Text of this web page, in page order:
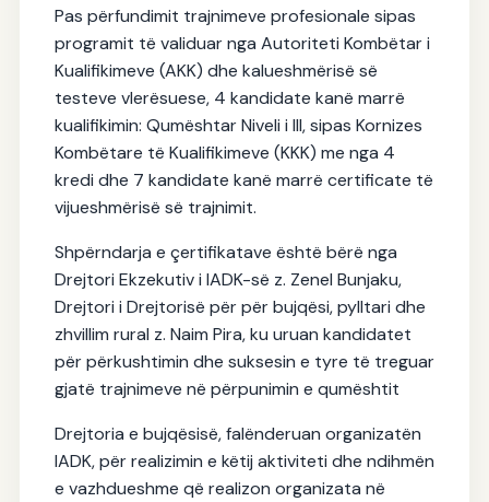
Pas përfundimit trajnimeve profesionale sipas
programit të validuar nga Autoriteti Kombëtar i
Kualifikimeve (AKK) dhe kalueshmërisë së
testeve vlerësuese, 4 kandidate kanë marrë
kualifikimin: Qumështar Niveli i III, sipas Kornizes
Kombëtare të Kualifikimeve (KKK) me nga 4
kredi dhe 7 kandidate kanë marrë certificate të
vijueshmërisë së trajnimit.
Shpërndarja e çertifikatave është bërë nga
Drejtori Ekzekutiv i IADK-së z. Zenel Bunjaku,
Drejtori i Drejtorisë për për bujqësi, pylltari dhe
zhvillim rural z. Naim Pira, ku uruan kandidatet
për përkushtimin dhe suksesin e tyre të treguar
gjatë trajnimeve në përpunimin e qumështit
Drejtoria e bujqësisë, falënderuan organizatën
IADK, për realizimin e këtij aktiviteti dhe ndihmën
e vazhdueshme që realizon organizata në